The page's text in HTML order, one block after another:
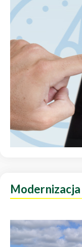
Modernizacja